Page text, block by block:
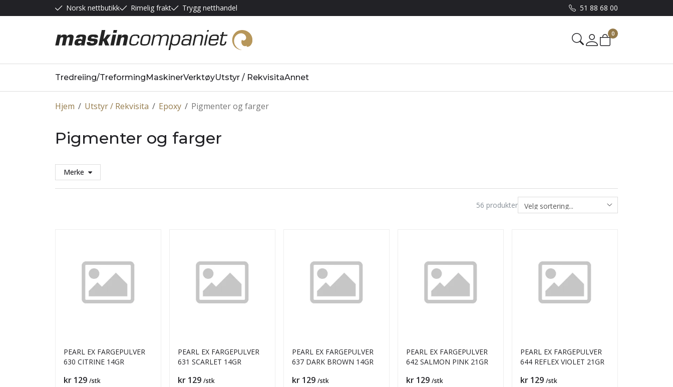
Norsk nettbutikk Rimelig frakt Trygg netthandel 51 88 68 00
Mine sider
0
Tredreiing/TreformingMaskinerVerktøyUtstyr / RekvisitaAnnet
/
Hjem /
Utstyr / Rekvisita /
Epoxy Pigmenter og farger
Pigmenter og farger
Merke
56 produkter
PEARL EX FARGEPULVER
630 CITRINE 14GR
Pris
kr 129 /stk
PEARL EX FARGEPULVER
631 SCARLET 14GR
Pris
kr 129 /stk
PEARL EX FARGEPULVER
637 DARK BROWN 14GR
Pris
kr 129 /stk
PEARL EX FARGEPULVER
642 SALMON PINK 21GR
Pris
kr 129 /stk
PEARL EX FARGEPULVER
644 REFLEX VIOLET 21GR
Pris
kr 129 /stk